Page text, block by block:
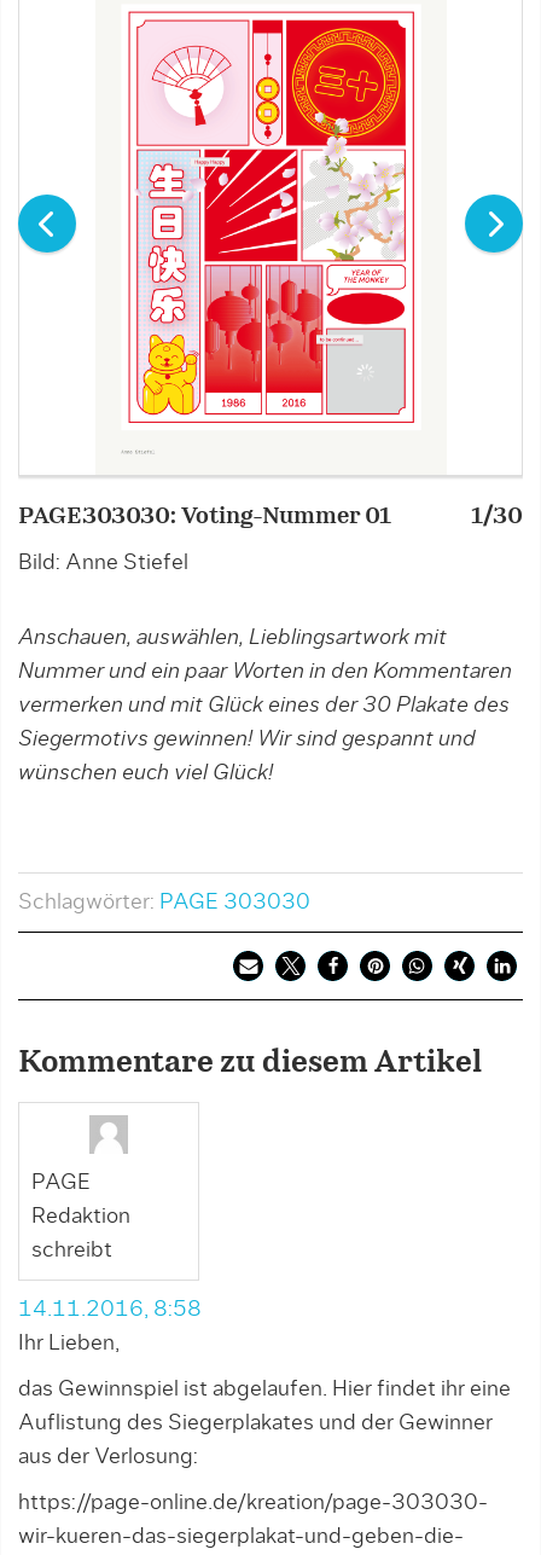
PAGE303030: Voting-Nummer 01
Bild: Anne Stiefel
1/30
Anschauen, auswählen, Lieblingsartwork mit
Nummer und ein paar Worten in den Kommentaren
vermerken und mit Glück eines der 30 Plakate des
Siegermotivs gewinnen! Wir sind gespannt und
wünschen euch viel Glück!
Schlagwörter: PAGE 303030
Kommentare zu diesem Artikel
PAGE
Redaktion
schreibt
14.11.2016, 8:58
Ihr Lieben,
das Gewinnspiel ist abgelaufen. Hier findet ihr eine
Auflistung des Siegerplakates und der Gewinner
aus der Verlosung:
https://page-online.de/kreation/page-303030-
wir-kueren-das-siegerplakat-und-geben-die-